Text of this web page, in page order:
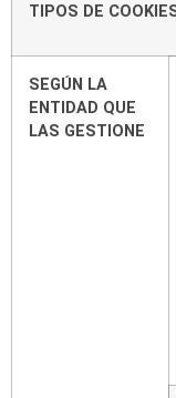
TIPOS DE
SEGÚN LA
ENTIDAD QUE
LAS GESTIONE